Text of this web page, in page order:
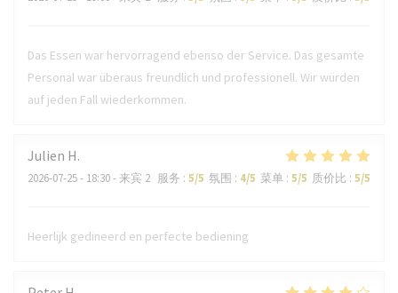
Das Essen war hervorragend ebenso der Service. Das gesamte
Personal war überaus freundlich und professionell. Wir würden
auf jeden Fall wiederkommen.
Julien H
2026-07-25- 18:30 - 来宾 2 服务 : 5/5 氛围 : 4/5 菜单 : 5/5 质价比 : 5/5
Heerlijk gedineerd en perfecte bediening